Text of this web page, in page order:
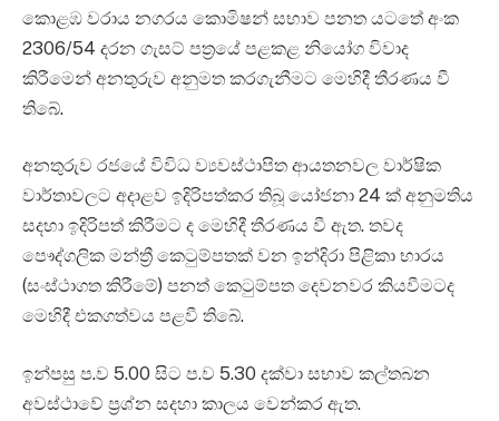
කොළඹ වරාය නගරය කොමිෂන් සභාව පනත යටතේ අංක
2306/54 දරන ගැසට් පත්‍රයේ පළකළ නියෝග විවාද
කිරීමෙන් අනතුරුව අනුමත කරගැනීමට මෙහිදී තීරණය වී
තිබේ.
අනතුරුව රජයේ විවිධ ව්‍යවස්ථාපිත ආයතනවල වාර්ෂික
වාර්තාවලට අදාළව ඉදිරිපත්කර තිබූ යෝජනා 24 ක් අනුමතිය
සදහා ඉදිරිපත් කිරීමට ද මෙහිදී තීරණය වී ඇත. තවද
පෞද්ගලික මන්ත්‍රී කෙටුම්පතක් වන ඉන්දිරා පිළිකා භාරය
(සංස්ථාගත කිරීමේ) පනත් කෙටුම්පත දෙවනවර කියවීමටද
මෙහිදී එකගත්වය පළවී තිබේ.
ඉන්පසු ප.ව 5.00 සිට ප.ව 5.30 දක්වා සභාව කල්තබන
අවස්ථාවේ ප්‍රශ්න සදහා කාලය වෙන්කර ඇත.